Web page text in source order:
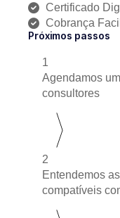
Certificado
Cobrança
Próximos passos
1
Agendamos
consultores
2
Entendemos
compatíveis